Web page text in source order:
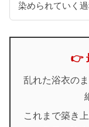
染められていく
👉
乱れた浴衣の
これまで築き